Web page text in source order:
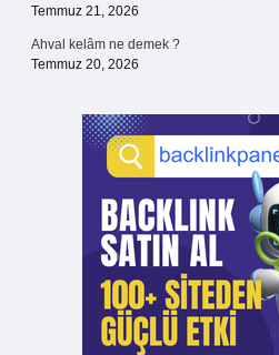
Temmuz 21, 2026
Ahval kelâm ne demek ?
Temmuz 20, 2026